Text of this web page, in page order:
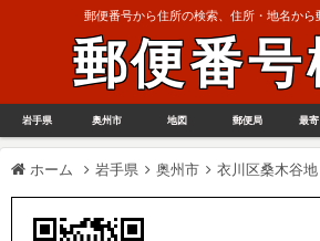
郵便番号から住所の検索、住所・地名から
郵便番号
岩手県 奥州市 地図 郵便局 最
ホーム 岩手県 奥州市 衣川区桑木谷地